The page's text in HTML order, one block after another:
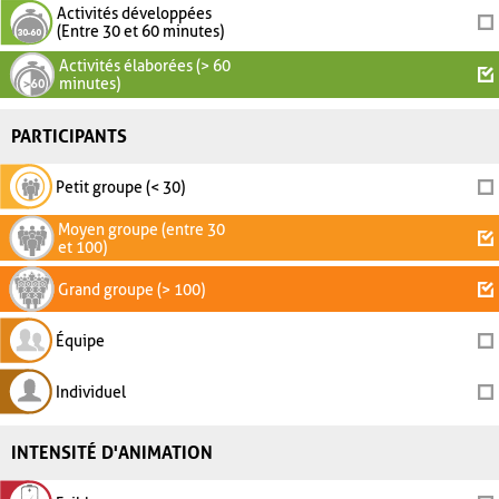
Activités développées
(Entre 30 et 60 minutes)
Activités élaborées (> 60
minutes)
PARTICIPANTS
Petit groupe (< 30)
Moyen groupe (entre 30
et 100)
Grand groupe (> 100)
Équipe
Individuel
INTENSITÉ D'ANIMATION